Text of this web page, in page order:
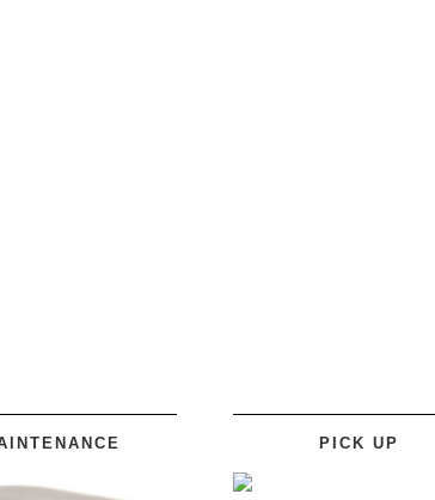
PICK UP